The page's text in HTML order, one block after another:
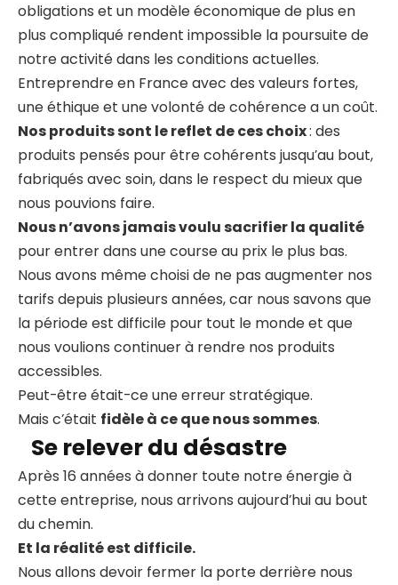
obligations et un modèle économique de plus en
plus compliqué rendent impossible la poursuite de
notre activité dans les conditions actuelles.
Entreprendre en France avec des valeurs fortes,
une éthique et une volonté de cohérence a un coût.
Nos produits sont le reflet de ces choix: des
produits pensés pour être cohérents jusqu’au bout,
fabriqués avec soin, dans le respect du mieux que
nous pouvions faire.
Nous n’avons jamais voulu sacrifier la qualité
pour entrer dans une course au prix le plus bas.
Nous avons même choisi de ne pas augmenter nos
tarifs depuis plusieurs années, car nous savons que
la période est difficile pour tout le monde et que
nous voulions continuer à rendre nos produits
accessibles.
Peut-être était-ce une erreur stratégique.
Mais c’était fidèle à ce que nous sommes.
Se relever du désastre
Après 16 années à donner toute notre énergie à
cette entreprise, nous arrivons aujourd’hui au bout
du chemin.
Et la réalité est difficile.
Nous allons devoir fermer la porte derrière nous